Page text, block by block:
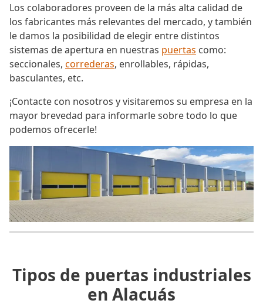
Los colaboradores proveen de la más alta calidad de
los fabricantes más relevantes del mercado, y también
le damos la posibilidad de elegir entre distintos
sistemas de apertura en nuestras puertas como:
seccionales, correderas, enrollables, rápidas,
basculantes, etc.
¡Contacte con nosotros y visitaremos su empresa en la
mayor brevedad para informarle sobre todo lo que
podemos ofrecerle!
Tipos de puertas industriales
en Alacuás